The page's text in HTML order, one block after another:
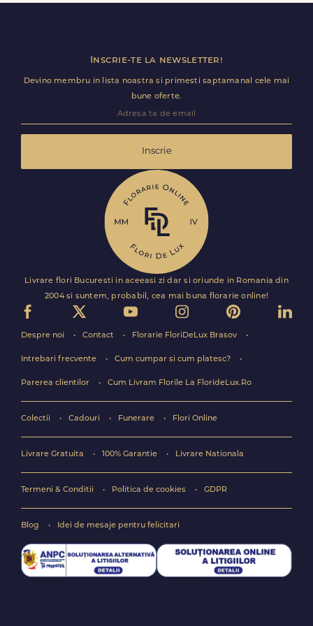
ramane optional si il poti personaliza.
Inscrie-te la newsletter!
Devino membru in lista noastra si primesti saptamanal cele mai
bune oferte.
Inscrie
Livrare flori Bucuresti in aceeasi zi dar si oriunde in Romania din
2004 si suntem, probabil, cea mai buna florarie online!
Despre noi Contact Florarie FloriDeLux Brasov
Intrebari frecvente Cum cumpar si cum platesc?
Parerea clientilor Cum Livram Florile La FlorideLux.Ro
Colectii Cadouri Funerare Flori Online
Livrare Gratuita 100% Garantie Livrare Nationala
Termeni & Conditii Politica de cookies GDPR
Blog Idei de mesaje pentru felicitari